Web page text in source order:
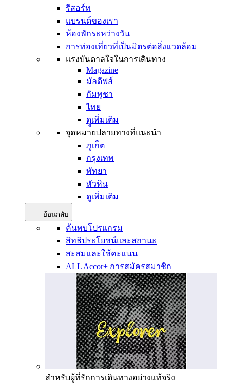
รีสอร์ท
แบรนด์ของเรา
ห้องพักระหว่างวัน
การท่องเที่ยวที่เป็นมิตรต่อสิ่งแวดล้อม
แรงบันดาลใจในการเดินทาง
Magazine
มัลดีฟส์
กัมพูชา
ไทย
ดููเพิ่มเติม
จุดหมายปลายทางที่แนะนำ
ภูเก็ต
กรุงเทพ
พัทยา
หัวหิน
ดูเพิ่มเติม
ย้อนกลับ
ค้นพบโปรแกรม
สิทธิประโยชน์และสถานะ
สะสมและใช้คะแนน
ALL Accor+ การสมัครสมาชิก
สำหรับผู้ที่รักการเดินทางอย่างแท้จริง